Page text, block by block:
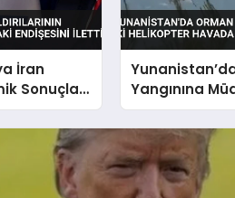
İran
Sonuçları
İletti
Yangınına
Helikopter